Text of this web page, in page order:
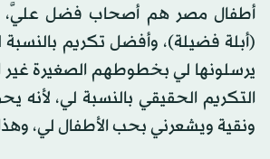
أطفال مصر هم أصحاب فضل
(أبلة فضيلة)، وأفضل تكريم
يرسلونها لي بخطوطهم الصغيرة غير
التكريم الحقيقي بالنسبة لي،
ونقية ويشعرني بحب الأطفال لي،